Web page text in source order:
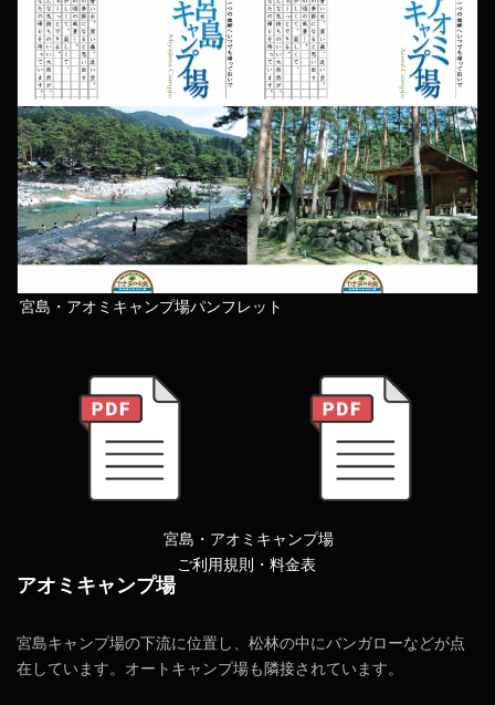
宮島・アオミキャンプ場パンフレット
宮島・アオミキャンプ場
ご利用規則・料金表
アオミキャンプ場
宮島キャンプ場の下流に位置し、松林の中にバンガローなどが点
在しています。オートキャンプ場も隣接されています。